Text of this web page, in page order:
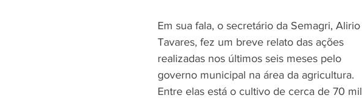
Em sua fala, o secretário da Semagri, Alirio
Tavares, fez um breve relato das ações
realizadas nos últimos seis meses pelo
governo municipal na área da agricultura.
Entre elas está o cultivo de cerca de 70 mil